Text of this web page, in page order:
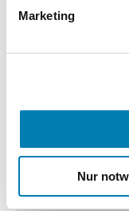
Informationen
Marketing
Nur
E-Rezept:
DAV fordert
2024
16.01.2024